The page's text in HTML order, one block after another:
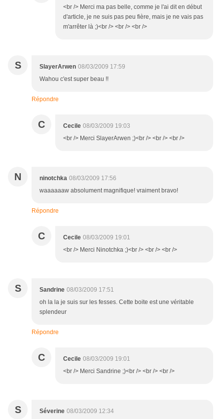
<br /> Merci ma pas belle, comme je l'ai dit en début
d'article, je ne suis pas peu fière, mais je ne vais pas
m'arrêter là ;)<br /> <br /> <br />
S SlayerArwen 08/03/2009 17:59
Wahou c'est super beau !!
Répondre
C Cecile 08/03/2009 19:03
<br /> Merci SlayerArwen ;)<br /> <br /> <br />
N ninotchka 08/03/2009 17:56
waaaaaaw absolument magnifique! vraiment bravo!
Répondre
C Cecile 08/03/2009 19:01
<br /> Merci Ninotchka ;)<br /> <br /> <br />
S Sandrine 08/03/2009 17:51
oh la la je suis sur les fesses. Cette boite est une véritable
splendeur
Répondre
C Cecile 08/03/2009 19:01
<br /> Merci Sandrine ;)<br /> <br /> <br />
S Séverine 08/03/2009 12:34